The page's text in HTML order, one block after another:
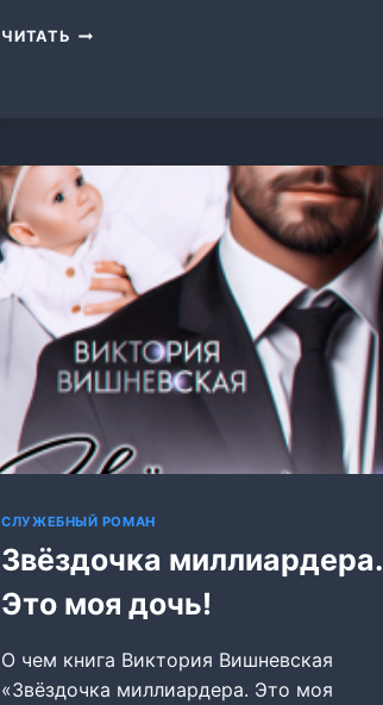
ЧИТАТЬ СДЕЛАЙТЕ
СЛУЖЕБНЫЙ РОМАН
Звёздочка миллиардера.
Это моя дочь!
О чем книга Виктория Вишневская
«Звёздочка миллиардера. Это моя